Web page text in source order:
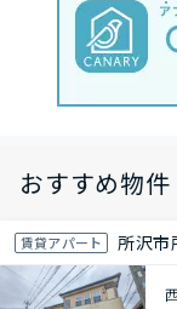
おすすめ物
賃貸アパート 所沢市